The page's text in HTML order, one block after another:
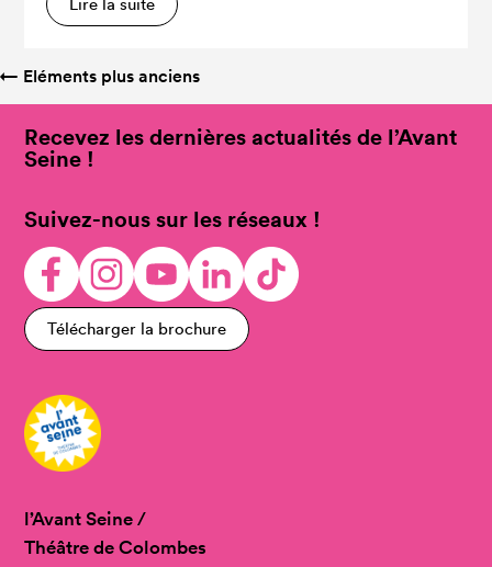
← Eléments plus anciens
Recevez les dernières actualités de l’Avant
Seine !
Suivez-nous sur les réseaux !
Télécharger la brochure
l’Avant Seine /
Théâtre de Colombes